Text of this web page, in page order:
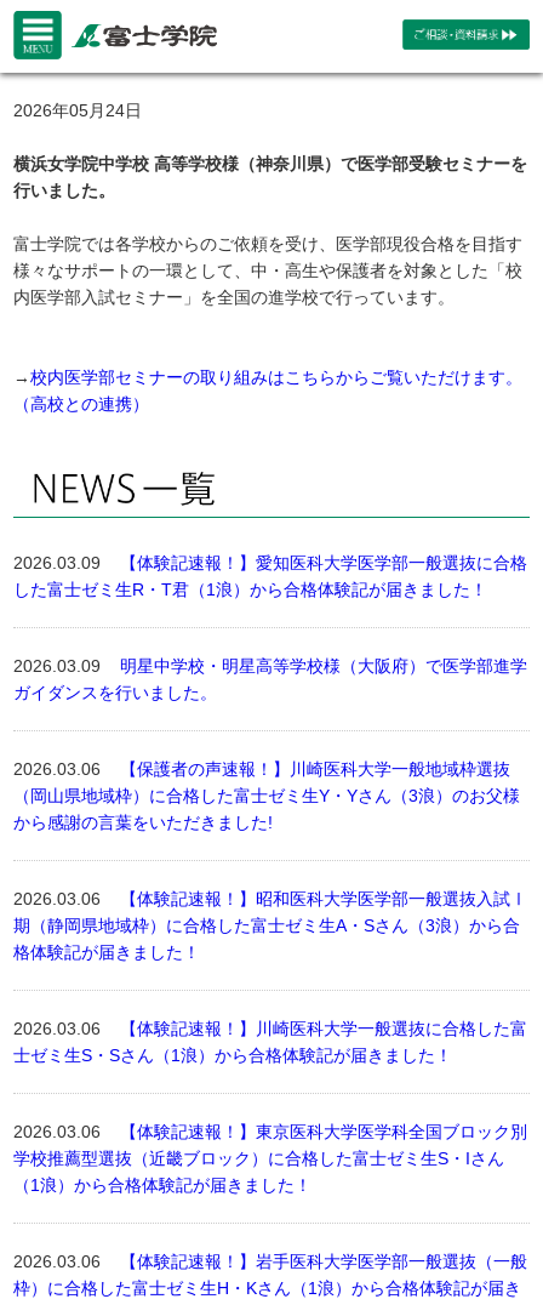
2026年05月24日
横浜女学院中学校 高等学校様（神奈川県）で医学部受験セミナーを
行いました。
富士学院では各学校からのご依頼を受け、医学部現役合格を目指す
様々なサポートの一環として、中・高生や保護者を対象とした「校
内医学部入試セミナー」を全国の進学校で行っています。
→校内医学部セミナーの取り組みはこちらからご覧いただけます。
（高校との連携）
2026.03.09
【体験記速報！】愛知医科大学医学部一般選抜に合格
した富士ゼミ生R・T君（1浪）から合格体験記が届きました！
2026.03.09 明星中学校・明星高等学校様（大阪府）で医学部進学
ガイダンスを行いました。
2026.03.06
【保護者の声速報！】川崎医科大学一般地域枠選抜
（岡山県地域枠）に合格した富士ゼミ生Y・Yさん（3浪）のお父様
から感謝の言葉をいただきました!
2026.03.06
【体験記速報！】昭和医科大学医学部一般選抜入試Ⅰ
期（静岡県地域枠）に合格した富士ゼミ生A・Sさん（3浪）から合
格体験記が届きました！
2026.03.06
【体験記速報！】川崎医科大学一般選抜に合格した富
士ゼミ生S・Sさん（1浪）から合格体験記が届きました！
2026.03.06
【体験記速報！】東京医科大学医学科全国ブロック別
学校推薦型選抜（近畿ブロック）に合格した富士ゼミ生S・Iさん
（1浪）から合格体験記が届きました！
2026.03.06
【体験記速報！】岩手医科大学医学部一般選抜（一般
枠）に合格した富士ゼミ生H・Kさん（1浪）から合格体験記が届き